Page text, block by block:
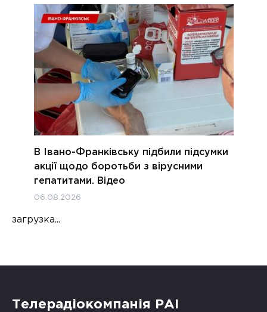
В Івано-Франківську підбили підсумки
акції щодо боротьби з вірусними
гепатитами. Відео
06.08.2026
загрузка...
Телерадіокомпанія РАІ